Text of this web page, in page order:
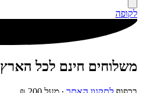
לקופה
משלוחים חינם לכל הארץ